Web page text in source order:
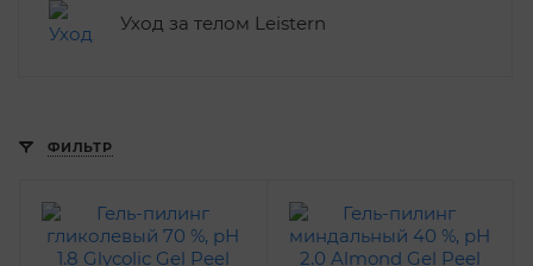
Уход за телом Leistern
ФИЛЬТР